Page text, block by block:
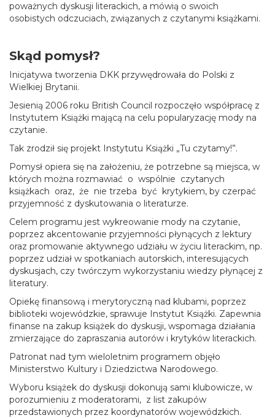
poważnych dyskusji literackich, a mówią o swoich
osobistych odczuciach, związanych z czytanymi książkami.
Skąd pomysł?
Inicjatywa tworzenia DKK przywędrowała do Polski z
Wielkiej Brytanii.
Jesienią 2006 roku British Council rozpoczęło współpracę z
Instytutem Książki mającą na celu popularyzację mody na
czytanie.
Tak zrodził się projekt Instytutu Książki „Tu czytamy!”.
Pomysł opiera się na założeniu, że potrzebne są miejsca, w
których można rozmawiać o wspólnie czytanych
książkach oraz, że nie trzeba być krytykiem, by czerpać
przyjemność z dyskutowania o literaturze.
Celem programu jest wykreowanie mody na czytanie,
poprzez akcentowanie przyjemności płynących z lektury
oraz promowanie aktywnego udziału w życiu literackim, np.
poprzez udział w spotkaniach autorskich, interesujących
dyskusjach, czy twórczym wykorzystaniu wiedzy płynącej z
literatury.
Opiekę finansową i merytoryczną nad klubami, poprzez
biblioteki wojewódzkie, sprawuje Instytut Książki. Zapewnia
finanse na zakup książek do dyskusji, wspomaga działania
zmierzające do zapraszania autorów i krytyków literackich.
Patronat nad tym wieloletnim programem objęło
Ministerstwo Kultury i Dziedzictwa Narodowego.
Wyboru książek do dyskusji dokonują sami klubowicze, w
porozumieniu z moderatorami, z list zakupów
przedstawionych przez koordynatorów wojewódzkich.